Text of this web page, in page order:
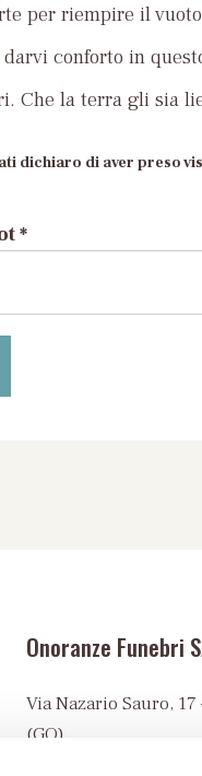
per riempire il
conforto in
Che la terra gli sia
dichiaro di aver preso
*
Onoranze Funebri
Via Nazario Sauro, 17
(GO)